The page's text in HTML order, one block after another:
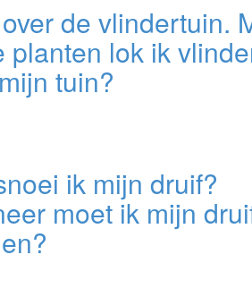
de vlindertuin.
planten lok ik
tuin?
ik mijn druif?
moet ik mijn